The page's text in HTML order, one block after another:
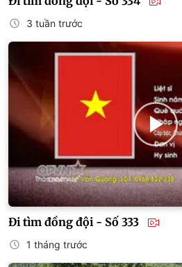
3 tuần trước
Đi tìm đồng đội - Số 333
1 tháng trước